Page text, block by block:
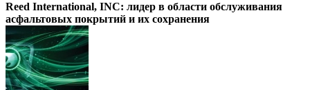
Reed International, INC: лидер в области обслуживания
асфальтовых покрытий и их сохранения